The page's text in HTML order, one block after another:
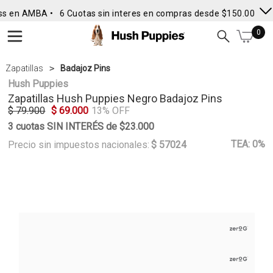
en AMBA • 6 Cuotas sin interes en compras desde $150.000 •
0
Zapatillas Badajoz Pins
Hush Puppies
Zapatillas Hush Puppies Negro Badajoz Pins
$ 79.900 $ 69.000 13% OFF
3 cuotas SIN INTERÉS de $23.000
Precio sin impuestos nacionales: $ 57024 TEA: 0%